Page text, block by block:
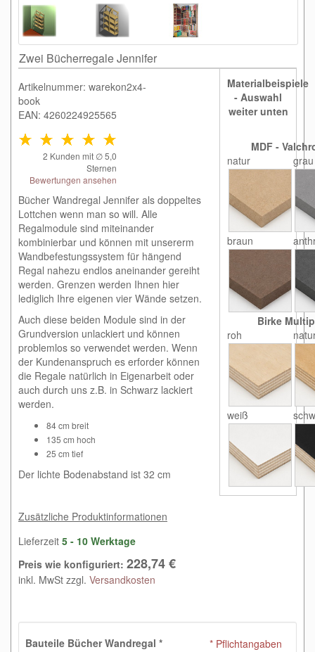
Zwei Bücherregale Jennifer
Artikelnummer: warekon2x4-
book
EAN: 4260224925565
2 Kunden mit ∅5,0
Sternen
Bewertungen ansehen
Bücher Wandregal Jennifer als doppeltes
Lottchen wenn man so will. Alle
Regalmodule sind miteinander
kombinierbar und können mit unsererm
Wandbefestungssystem für hängend
Regal nahezu endlos aneinander gereiht
werden. Grenzen werden Ihnen hier
lediglich Ihre eigenen vier Wände setzen.
Auch diese beiden Module sind in der
Grundversion unlackiert und können
problemlos so verwendet werden. Wenn
der Kundenanspruch es erforder können
die Regale natürlich in Eigenarbeit oder
auch durch uns z.B. in Schwarz lackiert
werden.
84 cm breit
135 cm hoch
25 cm tief
Der lichte Bodenabstand ist 32 cm
Zusätzliche Produktinformationen
Materialbeispiele
- Auswahl
weiter unten
MDF -
natur
grau
braun
Birke
roh
weiß
Lieferzeit 5 - 10 Werktage
Preis wie konfiguriert: 228,74 €
inkl. MwSt zzgl. Versandkosten
Bauteile Bücher Wandregal *
* Pflichtangaben